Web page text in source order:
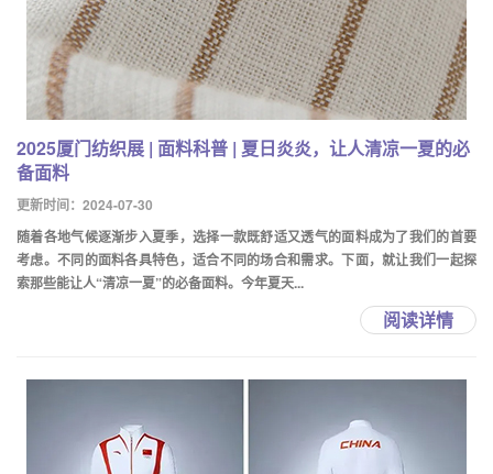
2025厦门纺织展 | 面料科普 | 夏日炎炎，让人清凉一夏的必
备面料
更新时间：2024-07-30
随着各地气候逐渐步入夏季，选择一款既舒适又透气的面料成为了我们的首要
考虑。不同的面料各具特色，适合不同的场合和需求。下面，就让我们一起探
索那些能让人“清凉一夏”的必备面料。今年夏天...
阅读详情